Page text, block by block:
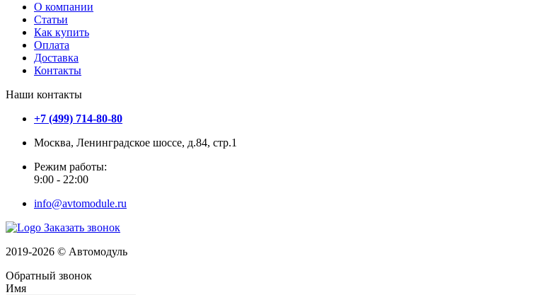
О компании
Статьи
Как купить
Оплата
Доставка
Контакты
Наши контакты
+7 (499) 714-80-80
Москва, Ленинградское шоссе, д.84, стр.1
Режим работы:
9:00 - 22:00
info@avtomodule.ru
Заказать звонок
2019-2026 © Автомодуль
Обратный звонок
Имя